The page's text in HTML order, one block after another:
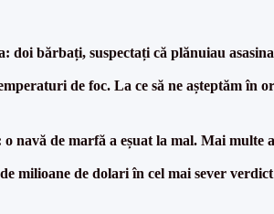
doi bărbați, suspectați că plănuiau
de foc. La ce să ne așteptăm în
navă de marfă a eșuat la mal. Mai multe
milioane de dolari în cel mai sever